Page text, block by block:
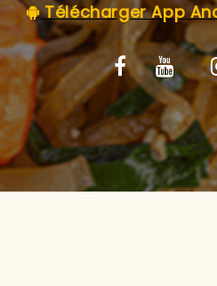
Télécharger App